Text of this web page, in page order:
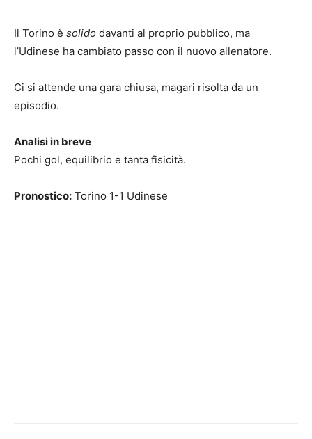
Il Torino è solido davanti al proprio pubblico, ma
l’Udinese ha cambiato passo con il nuovo allenatore.
Ci si attende una gara chiusa, magari risolta da un
episodio.
Analisi in breve
Pochi gol, equilibrio e tanta fisicità.
Pronostico: Torino 1-1 Udinese